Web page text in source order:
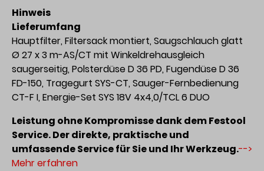
Hinweis
Lieferumfang
Hauptfilter, Filtersack montiert, Saugschlauch glatt
Ø 27 x 3 m-AS/CT mit Winkeldrehausgleich
saugerseitig, Polsterdüse D 36 PD, Fugendüse D 36
FD-150, Tragegurt SYS-CT, Sauger-Fernbedienung
CT-F I, Energie-Set SYS 18V 4x4,0/TCL 6 DUO
Leistung ohne Kompromisse dank dem Festool
Service. Der direkte, praktische und
umfassende Service für Sie und Ihr Werkzeug.-->
Mehr erfahren